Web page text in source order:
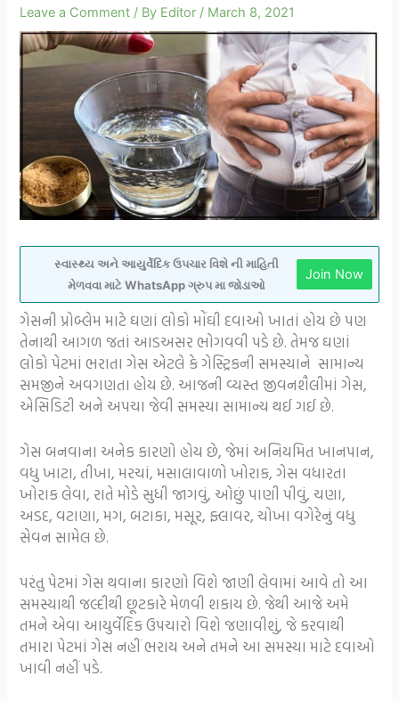
Leave a Comment / By Editor / March 8, 2021
સ્વાસ્થ્ય અને આયુર્વેદિક ઉપચાર વિશે ની માહિતી
મેળવવા માટે WhatsApp ગ્રુપ મા જોડાઓ
Join Now
ગેસની પ્રોબ્લેમ માટે ઘણાં લોકો મોંઘી દવાઓ ખાતાં હોય છે પણ
તેનાથી આગળ જતાં આડઅસર ભોગવવી પડે છે. તેમજ ઘણાં
લોકો પેટમાં ભરાતા ગેસ એટલે કે ગેસ્ટ્રિકની સમસ્યાને સામાન્ય
સમજીને અવગણતા હોય છે. આજની વ્યસ્ત જીવનશૈલીમાં ગેસ,
એસિડિટી અને અપચા જેવી સમસ્યા સામાન્ય થઈ ગઈ છે.
ગેસ બનવાના અનેક કારણો હોય છે, જેમાં અનિયમિત ખાનપાન,
વધુ ખાટા, તીખા, મરચાં, મસાલાવાળો ખોરાક, ગેસ વધારતા
ખોરાક લેવા, રાતે મોડે સુધી જાગવું, ઓછું પાણી પીવું, ચણા,
અડદ, વટાણા, મગ, બટાકા, મસૂર, ફ્લાવર, ચોખા વગેરેનું વધુ
સેવન સામેલ છે.
પરંતુ પેટમાં ગેસ થવાના કારણો વિશે જાણી લેવામાં આવે તો આ
સમસ્યાથી જલ્દીથી છૂટકારે મેળવી શકાય છે. જેથી આજે અમે
તમને એવા આયુર્વેદિક ઉપચારો વિશે જણાવીશું, જે કરવાથી
તમારા પેટમાં ગેસ નહીં ભરાય અને તમને આ સમસ્યા માટે દવાઓ
ખાવી નહીં પડે.